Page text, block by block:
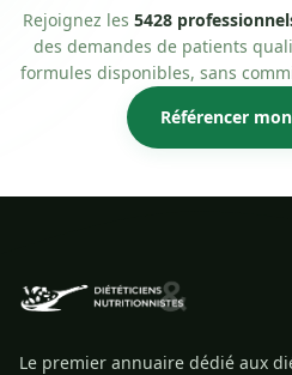
Rejoignez les 5428
des demandes de patients
formules disponibles, sans
Référencer
Le premier annuaire dédié aux